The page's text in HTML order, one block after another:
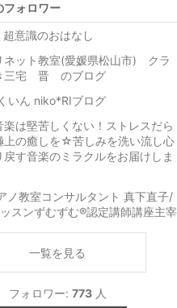
フォロワー
意識のおはなし
ネット教室(愛媛県松山市) クラ
三宅 晋 のブログ
いん niko*RIブログ
楽は堅苦しくない！ストレスだら
上の癒しを☆苦しみを洗い流し心
す音楽のミラクルをお届けしま
ノ教室コンサルタント 真下直子/
スンずむずむ®︎認定講師講座主宰
一覧を見る
フォロワー: 773 人